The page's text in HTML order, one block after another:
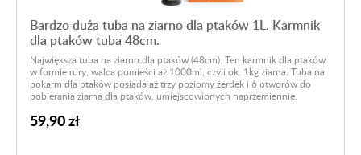
Bardzo duża tuba na ziarno dla ptaków 1L. Karmnik
dla ptaków tuba 48cm.
Największa tuba na ziarno dla ptaków (48cm). Ten karmnik dla ptaków
w formie rury, walca pomieści aż 1000ml, czyli ok. 1kg ziarna. Tuba na
pokarm dla ptaków posiada aż trzy poziomy żerdek i 6 otworów do
pobierania ziarna dla ptaków, umiejscowionych naprzemiennie.
59,90 zł